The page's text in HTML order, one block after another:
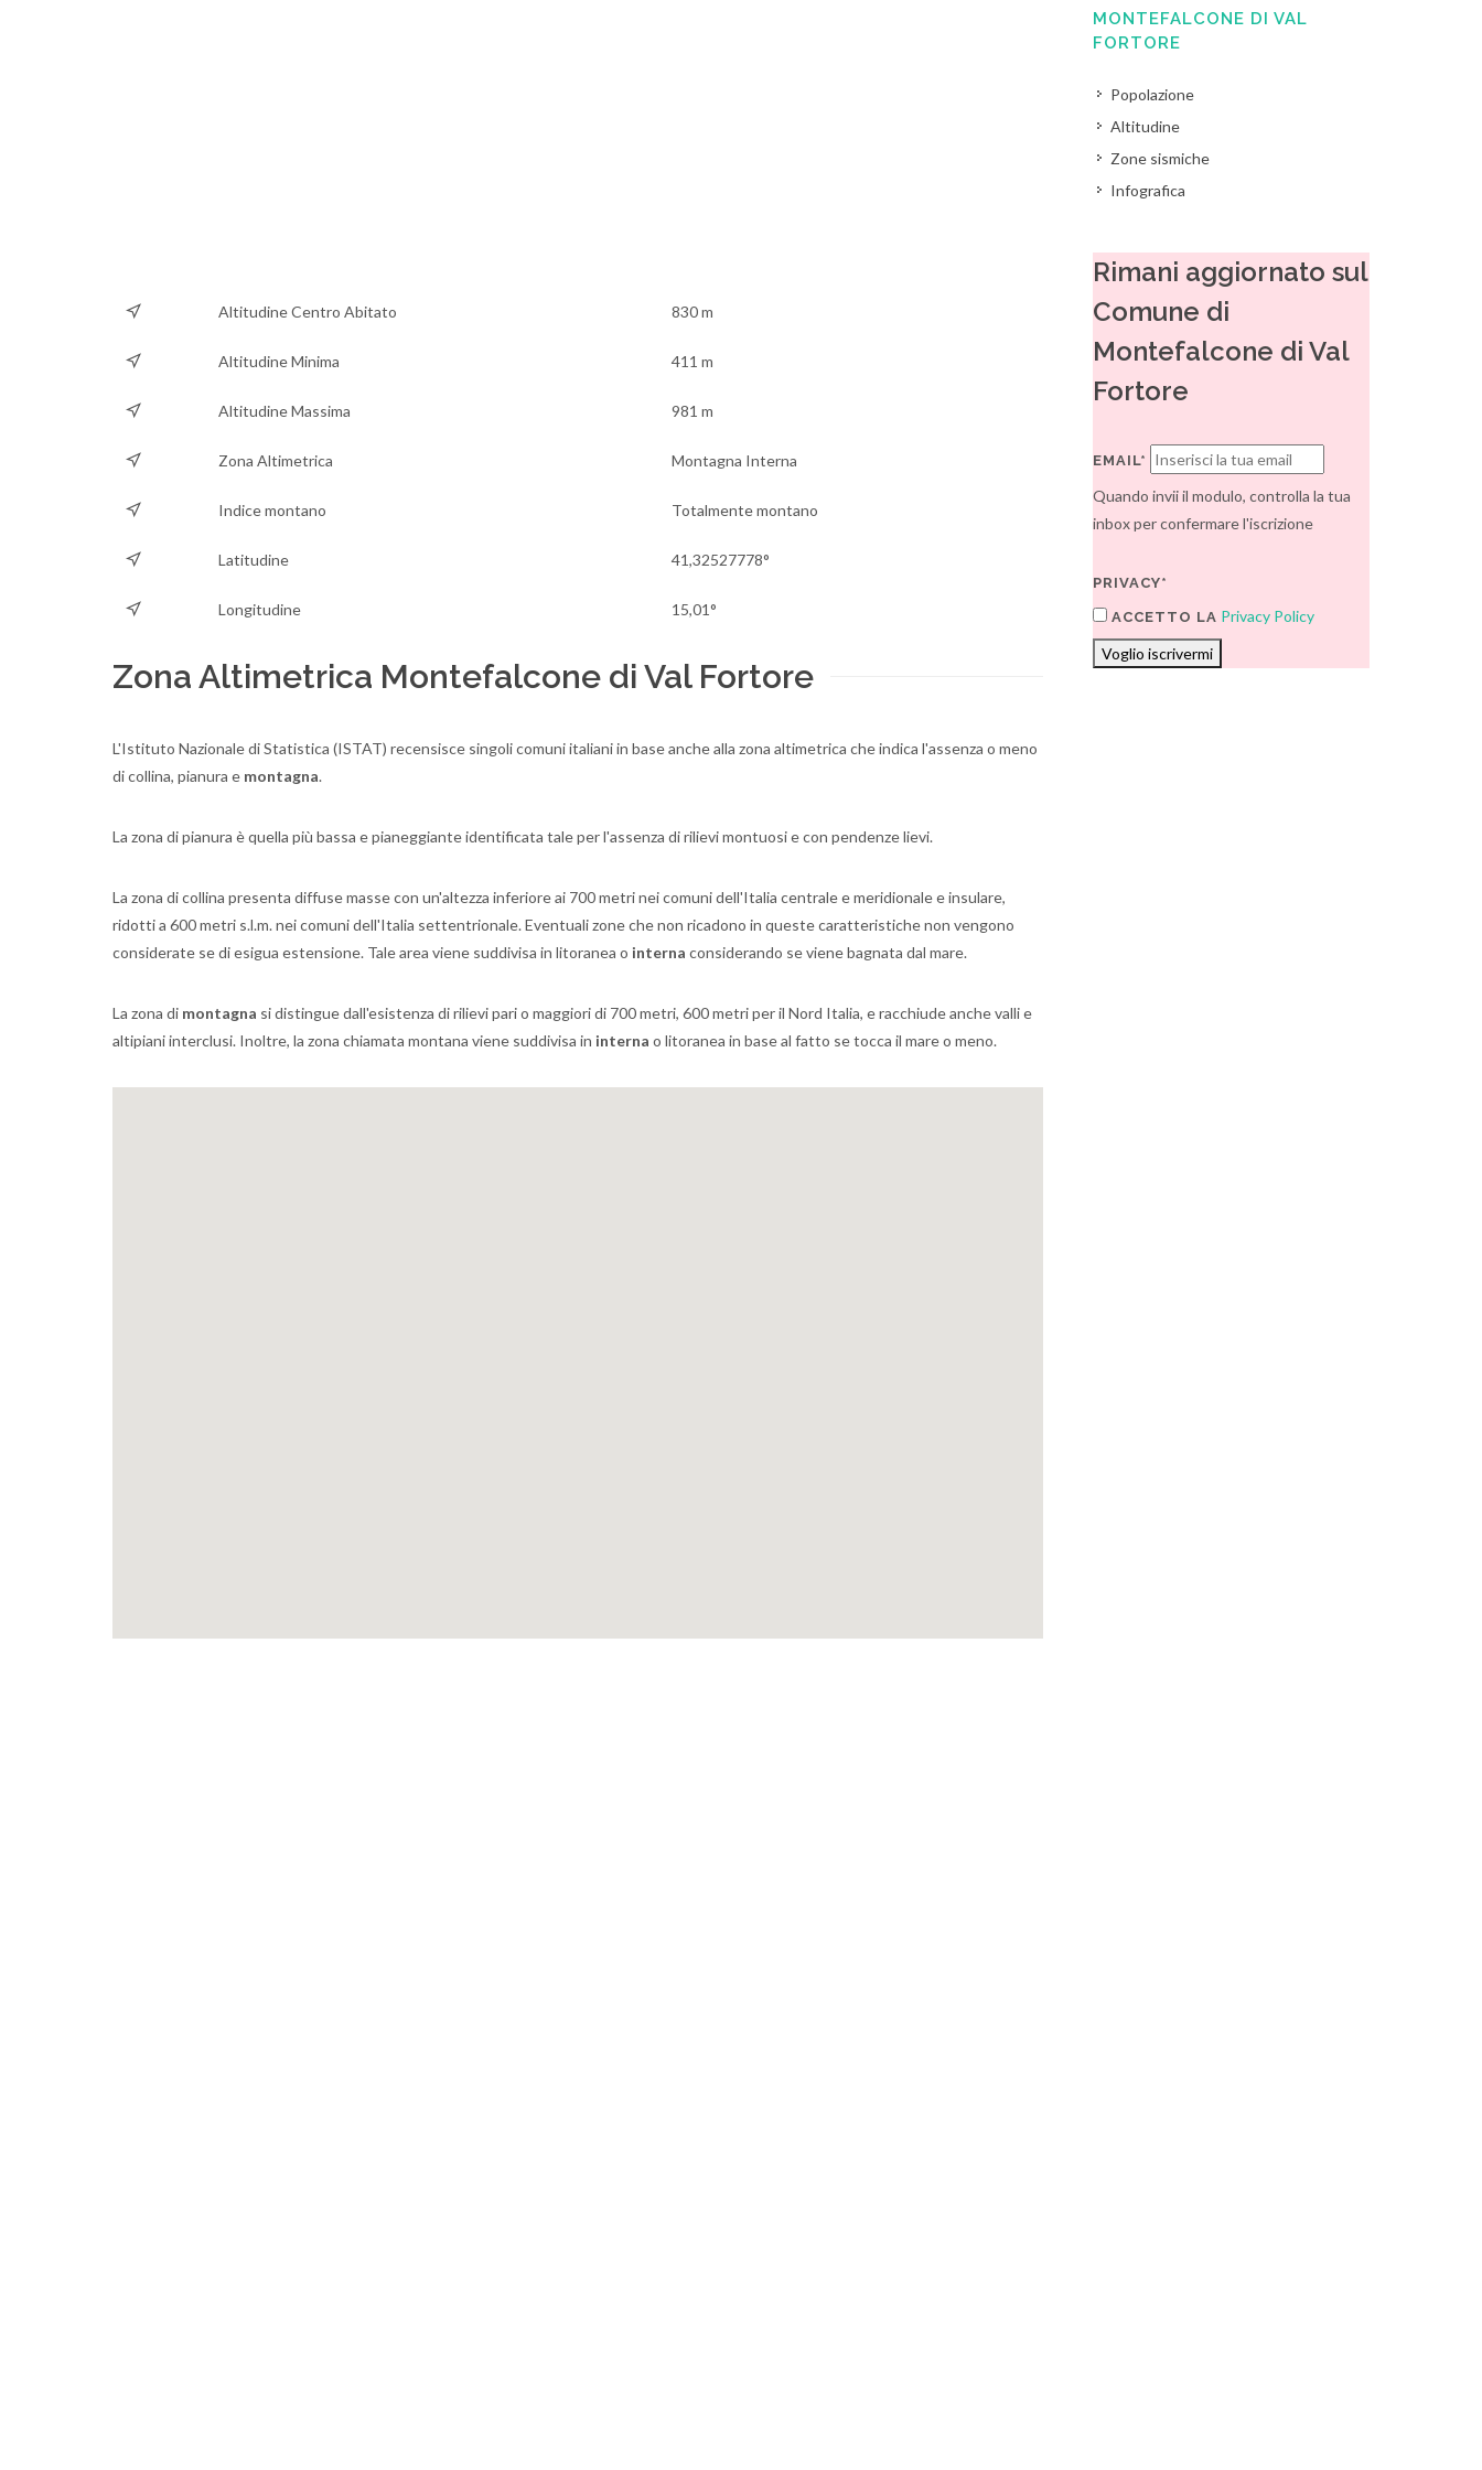
Altitudine Centro Abitato 830 m
Altitudine Minima 411 m
Altitudine Massima 981 m
Zona Altimetrica Montagna Interna
Indice montano Totalmente montano
Latitudine 41,32527778°
Longitudine 15,01°
Zona Altimetrica Montefalcone di Val Fortore
L'Istituto Nazionale di Statistica (ISTAT) recensisce singoli comuni italiani in base anche alla zona altimetrica che indica l'assenza o meno
di collina, pianura e montagna.
La zona di pianura è quella più bassa e pianeggiante identificata tale per l'assenza di rilievi montuosi e con pendenze lievi.
La zona di collina presenta diffuse masse con un'altezza inferiore ai 700 metri nei comuni dell'Italia centrale e meridionale e insulare,
ridotti a 600 metri s.l.m. nei comuni dell'Italia settentrionale. Eventuali zone che non ricadono in queste caratteristiche non vengono
considerate se di esigua estensione. Tale area viene suddivisa in litoranea o interna considerando se viene bagnata dal mare.
La zona di montagna si distingue dall'esistenza di rilievi pari o maggiori di 700 metri, 600 metri per il Nord Italia, e racchiude anche valli e
altipiani interclusi. Inoltre, la zona chiamata montana viene suddivisa in interna o litoranea in base al fatto se tocca il mare o meno.
MONTEFALCONE DI VAL
FORTORE
Popolazione
Altitudine
Zone sismiche
Infografica
Rimani aggiornato sul
Comune di
Montefalcone di Val
Fortore
EMAIL*
Quando invii il modulo, controlla la tua
inbox per confermare l'iscrizione
PRIVACY*
ACCETTO LA Privacy Policy
Voglio iscrivermi